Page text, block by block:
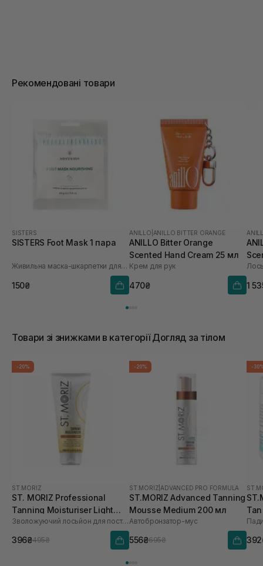
Рекомендовані товари
SISTERS
SISTERS Foot Mask 1 пара
Живильна маска-шкарпетки для ніг
150₴
ANILLO ANILLO BITTER ORANGE
ANILLO Bitter Orange
Scented Hand Cream 25 мл
Крем для рук
470₴ 1
Товари зі знижками в категорії Догляд за тілом
-20%
ST.MORIZ
ST. MORIZ Professional
Tanning Moisturiser Light
200 мл
Зволожуючий лосьйон для поступової засмаги
396₴495₴
-20%
ST.MORIZ ADVANCED PRO FORMULA
ST.MORIZ Advanced Tanning
Mousse Medium 200 мл
Автобронзатор-мус
556₴695₴
-